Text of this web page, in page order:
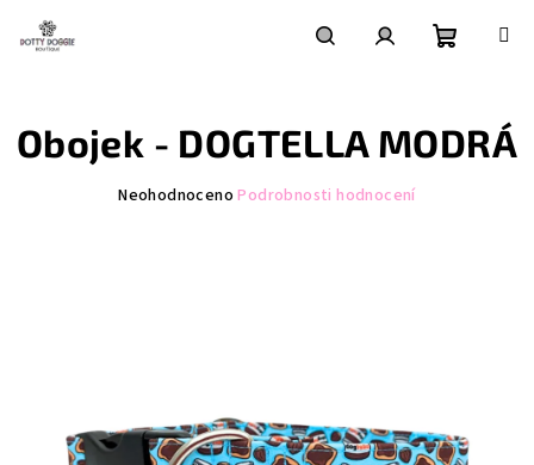
obsah
košík
Obojek - DOGTELLA MODRÁ
Průměrné
Neohodnoceno Podrobnosti hodnocení